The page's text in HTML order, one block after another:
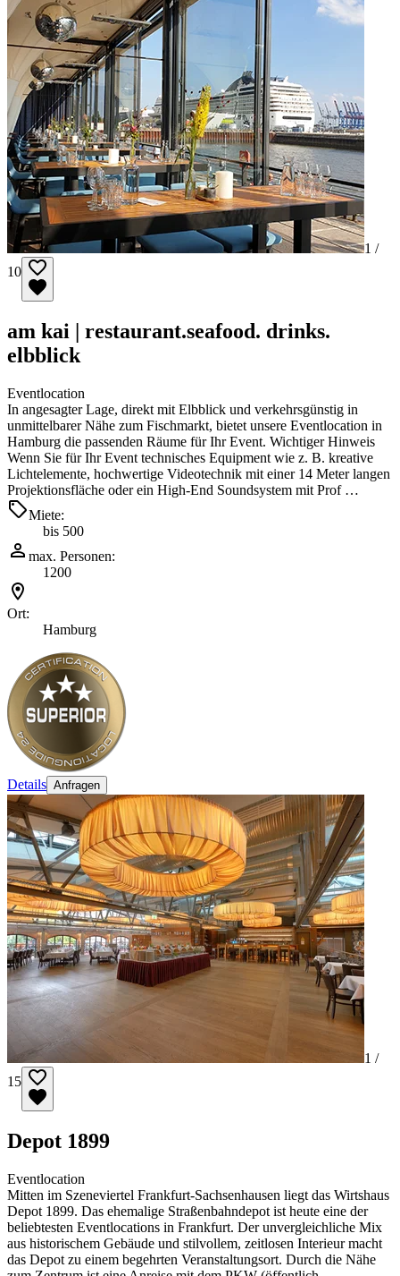
1 /
10
am kai | restaurant.seafood. drinks.
elbblick
Eventlocation
In angesagter Lage, direkt mit Elbblick und verkehrsgünstig in
unmittelbarer Nähe zum Fischmarkt, bietet unsere Eventlocation in
Hamburg die passenden Räume für Ihr Event. Wichtiger Hinweis
Wenn Sie für Ihr Event technisches Equipment wie z. B. kreative
Lichtelemente, hochwertige Videotechnik mit einer 14 Meter langen
Projektionsfläche oder ein High-End Soundsystem mit Prof …
Miete:
bis 500
max. Personen:
1200
Ort:
Hamburg
Details Anfragen
1 /
15
Depot 1899
Eventlocation
Mitten im Szeneviertel Frankfurt-Sachsenhausen liegt das Wirtshaus
Depot 1899. Das ehemalige Straßenbahndepot ist heute eine der
beliebtesten Eventlocations in Frankfurt. Der unvergleichliche Mix
aus historischem Gebäude und stilvollem, zeitlosen Interieur macht
das Depot zu einem begehrten Veranstaltungsort. Durch die Nähe